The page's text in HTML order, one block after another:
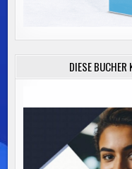
DIESE BÜCHER